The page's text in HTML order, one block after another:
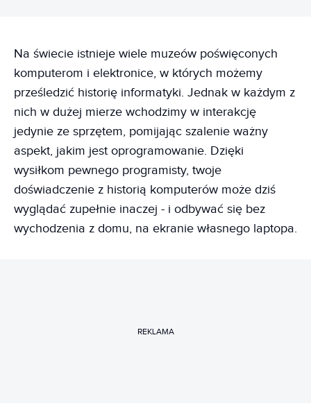
Na świecie istnieje wiele muzeów poświęconych
komputerom i elektronice, w których możemy
prześledzić historię informatyki. Jednak w każdym z
nich w dużej mierze wchodzimy w interakcję
jedynie ze sprzętem, pomijając szalenie ważny
aspekt, jakim jest oprogramowanie. Dzięki
wysiłkom pewnego programisty, twoje
doświadczenie z historią komputerów może dziś
wyglądać zupełnie inaczej - i odbywać się bez
wychodzenia z domu, na ekranie własnego laptopa.
REKLAMA